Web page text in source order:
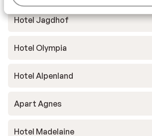
Hotel Jagdhof
Hotel Olympia
Hotel Alpenland
Apart Agnes
Hotel Madelaine